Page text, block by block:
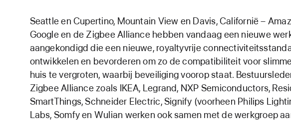
Seattle en Cupertino, Mountain View en Davis, Californië –
Google en de Zigbee Alliance hebben vandaag een nieuwe
aangekondigd die een nieuwe, royaltyvrije
ontwikkelen en bevorderen om zo de compatibiliteit voor
huis te vergroten, waarbij beveiliging voorop staat.
Zigbee Alliance zoals IKEA, Legrand, NXP Semiconductors,
SmartThings, Schneider Electric, Signify (voorheen Philips
Labs, Somfy en Wulian werken ook samen met de werkgroep